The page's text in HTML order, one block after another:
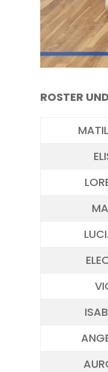
ROSTER